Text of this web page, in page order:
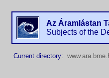
Az Áramlástan
Subjects of the
Current directory: